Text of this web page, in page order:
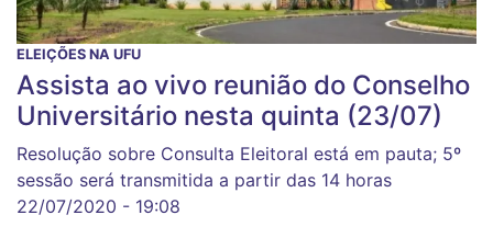
ELEIÇÕES NA UFU
Assista ao vivo reunião do Conselho
Universitário nesta quinta (23/07)
Resolução sobre Consulta Eleitoral está em pauta; 5º
sessão será transmitida a partir das 14 horas
22/07/2020 - 19:08